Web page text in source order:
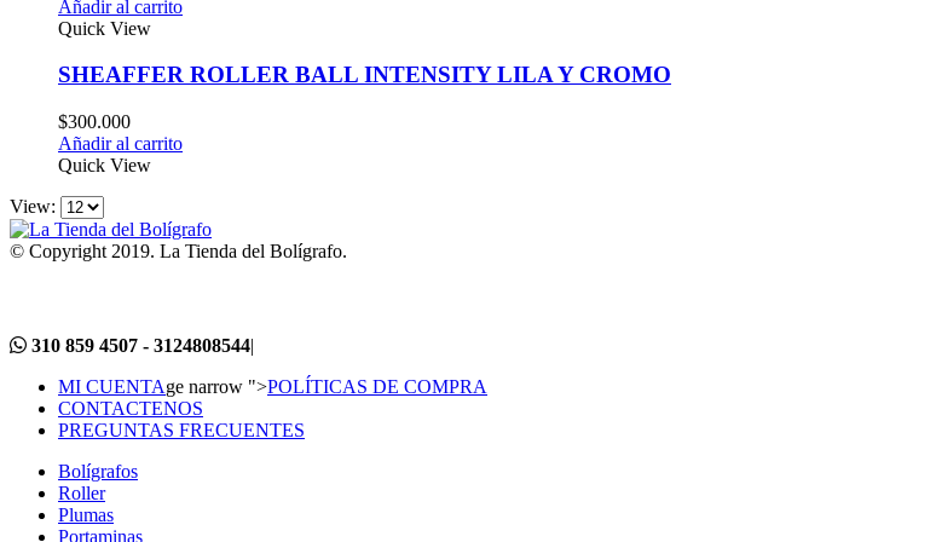
Añadir al carrito
Quick View
SHEAFFER ROLLER BALL INTENSITY LILA Y CROMO
$300.000
Añadir al carrito
Quick View
View:
© Copyright 2019. La Tienda del Bolígrafo.
310 859 4507 - 3124808544|
MI CUENTAge narrow ">POLÍTICAS DE COMPRA
CONTACTENOS
PREGUNTAS FRECUENTES
Bolígrafos
Roller
Plumas
Portaminas